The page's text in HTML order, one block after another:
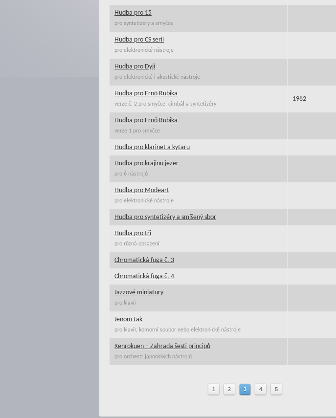
Hudba pro 15
pro syntetizéry a smyčce
Hudba pro CS serii
pro elektronické nástroje
Hudba pro Dyji
pro elektronické i akustické nástroje
Hudba pro Ernö Rubika
verze č. 2 pro smyčce, cimbál a syntetizéry
1982
Hudba pro Ernő Rubika
verze 1 pro smyčce
Hudba pro klarinet a kytaru
Hudba pro krajinu jezer
pro 6 nástrojů
Hudba pro Modeart
pro elektronické nástroje
Hudba pro syntetizéry a smíšený sbor
Hudba pro tři
pro různá obsazení
Chromatická fuga č. 3
Chromatická fuga č. 4
Jazzové miniatury
pro klavír
Jenom tak
pro klavír, komorní soubor nebo elektronické nástroje
Kenrokuen – Zahrada šesti principů
pro orchestr japonských nástrojů
1 2 3 4 5